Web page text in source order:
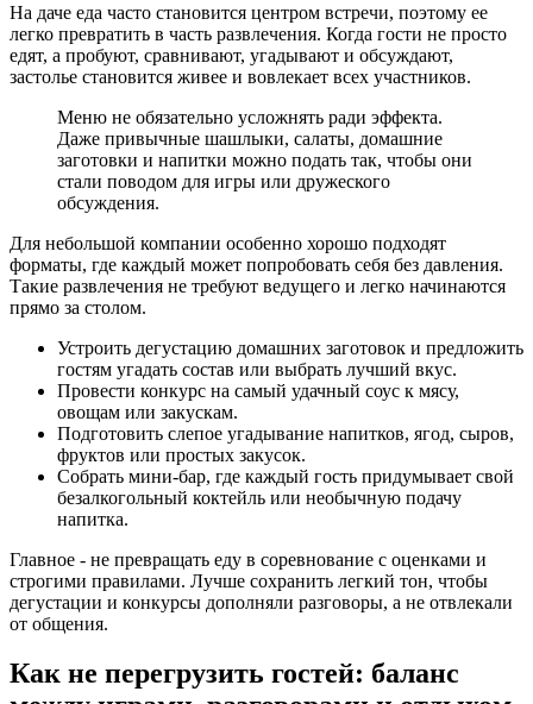
На даче еда часто становится центром встречи, поэтому ее
легко превратить в часть развлечения. Когда гости не просто
едят, а пробуют, сравнивают, угадывают и обсуждают,
застолье становится живее и вовлекает всех участников.
Меню не обязательно усложнять ради эффекта.
Даже привычные шашлыки, салаты, домашние
заготовки и напитки можно подать так, чтобы они
стали поводом для игры или дружеского
обсуждения.
Для небольшой компании особенно хорошо подходят
форматы, где каждый может попробовать себя без давления.
Такие развлечения не требуют ведущего и легко начинаются
прямо за столом.
Устроить дегустацию домашних заготовок и предложить
гостям угадать состав или выбрать лучший вкус.
Провести конкурс на самый удачный соус к мясу,
овощам или закускам.
Подготовить слепое угадывание напитков, ягод, сыров,
фруктов или простых закусок.
Собрать мини-бар, где каждый гость придумывает свой
безалкогольный коктейль или необычную подачу
напитка.
Главное - не превращать еду в соревнование с оценками и
строгими правилами. Лучше сохранить легкий тон, чтобы
дегустации и конкурсы дополняли разговоры, а не отвлекали
от общения.
Как не перегрузить гостей: баланс